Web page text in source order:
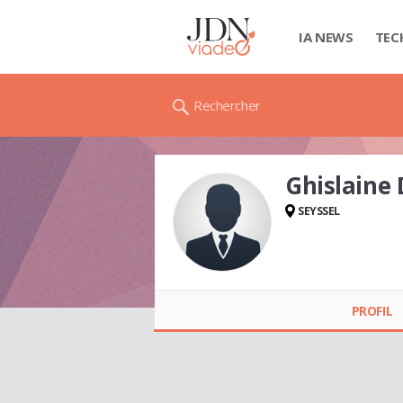
IA NEWS
Rechercher
Ghislaine
SEYSSEL
PROFIL